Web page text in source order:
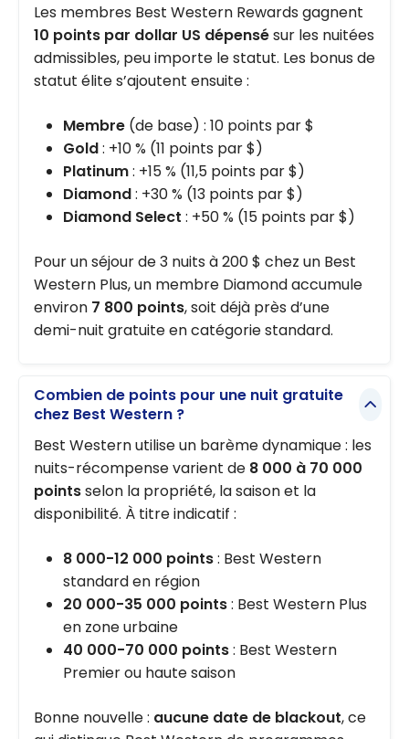
Les membres Best Western Rewards gagnent
10 points par dollar US dépensésur les nuitées
admissibles, peu importe le statut. Les bonus de
statut élite s’ajoutent ensuite :
Membre (de base) : 10 points par $
Gold: +10 % (11 points par $)
Platinum: +15 % (11,5 points par $)
Diamond: +30 % (13 points par $)
Diamond Select : +50 % (15 points par $)
Pour un séjour de 3 nuits à 200 $ chez un Best
Western Plus, un membre Diamond accumule
environ 7 800 points, soit déjà près d’une
demi-nuit gratuite en catégorie standard.
Combien de points pour une nuit gratuite
chez Best Western ?
Best Western utilise un barème dynamique : les
nuits-récompense varient de 8 000 à 70 000
pointsselon la propriété, la saison et la
disponibilité. À titre indicatif :
8 000-12 000 points: Best Western
standard en région
20 000-35 000 points: Best Western Plus
en zone urbaine
40 000-70 000 points: Best Western
Premier ou haute saison
Bonne nouvelle : aucune date de blackout, ce